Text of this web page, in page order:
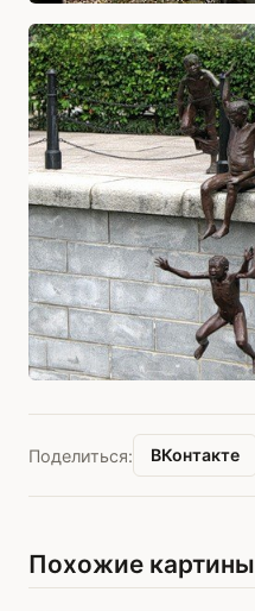
Поделиться: ВКонтакте
Похожие картины